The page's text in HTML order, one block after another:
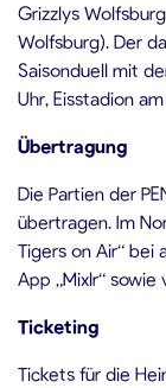
Grizzlys
Wolfsburg). Der
Saisonduell mit
Uhr, Eisstadion
Übertragung
Die Partien der
übertragen. Im
Tigers on Air“ bei
App „Mixlr“ sowie
Ticketing
Tickets für die